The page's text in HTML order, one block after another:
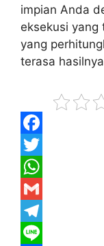
impian Anda
eksekusi yang
yang
terasa
F
a
c
e
b
T
w
t
W
h
a
G
m
T